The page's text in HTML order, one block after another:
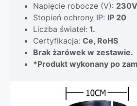
Napięcie robocze (V): 230V
Stopień ochrony IP: IP 20
Liczba świateł: 1.
Certyfikacja: Ce, RoHS
Brak żarówek w zestawie.
*Produkt wykonany po